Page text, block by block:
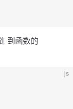
到函数的
js